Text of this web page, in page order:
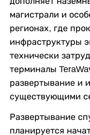
магистрали и
регионах, где
инфраструктуры
технически
терминалы
развертывание и
существующими
Развертывание
планируется